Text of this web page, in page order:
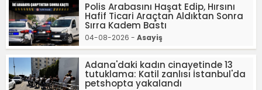
Polis Arabasını Haşat Edip, Hırsını
Hafif Ticari Araçtan Aldıktan Sonra
Sırra Kadem Bastı
04-08-2026 - Asayiş
Adana'daki kadın cinayetinde 13
tutuklama: Katil zanlısı İstanbul'da
petshopta yakalandı